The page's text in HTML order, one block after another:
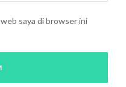
saya di browser ini